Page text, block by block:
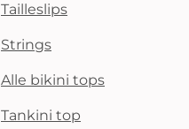
Tailleslips
Strings
Alle bikini tops
Tankini top